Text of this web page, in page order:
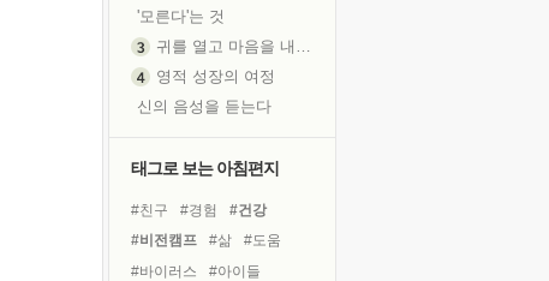
'모른다'는 것
귀를 열고 마음을 내어주고
영적 성장의 여정
신의 음성을 듣는다
극과 극의 양 끝단
태그로 보는 아침편지
#친구 #경험
#건강
#비전캠프
#삶
#도움
#바이러스
#아이들